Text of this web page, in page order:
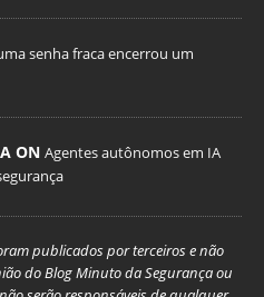
senha fraca encerrou um
ON Agentes autônomos em IA
publicados por terceiros e não
do Blog Minuto da Segurança ou